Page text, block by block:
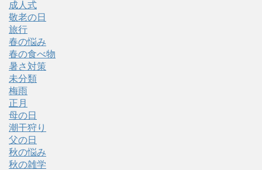
成人式
敬老の日
旅行
春の悩み
春の食べ物
暑さ対策
未分類
梅雨
正月
母の日
潮干狩り
父の日
秋の悩み
秋の雑学